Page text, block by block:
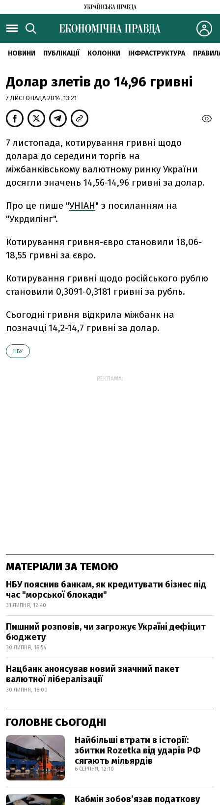
НОВИНИ ПУБЛІКАЦІЇ КОЛОНКИ ІНФРАСТРУКТУРА
Долар злетів до 14,96 гривні
7 ЛИСТОПАДА 2014, 13:21
7 листопада, котирування гривні щодо
долара до середини торгів на
міжбанківському валютному ринку України
досягли значень 14,56-14,96 гривні за долар.
Про це пише "УНІАН" з посиланням на
"Укрдилінг".
Котирування гривня-євро становили 18,06-
18,55 гривні за євро.
Котирування гривні щодо російського рублю
становили 0,3091-0,3181 гривні за рубль.
Сьогодні гривня відкрила міжбанк на
позначці 14,2-14,7 гривні за долар.
НБУ
РЕКЛАМА:
МАТЕРІАЛИ ЗА ТЕМОЮ
НБУ пояснив банкам, як кредитувати бізнес під
час "морської блокади"
31 ЛИПНЯ, 12:40
Пишний розповів, чи загрожує Україні дефіцит
бюджету
30 ЛИПНЯ, 18:54
Нацбанк анонсував новий значний пакет
валютної лібералізації
30 ЛИПНЯ, 18:00
ГОЛОВНЕ СЬОГОДНІ
Найбільші втрати в історії:
збитки Rozetka від ударів РФ
сягають мільярдів
6 СЕРПНЯ, 12:10
Кабмін зобовʼязав податкову